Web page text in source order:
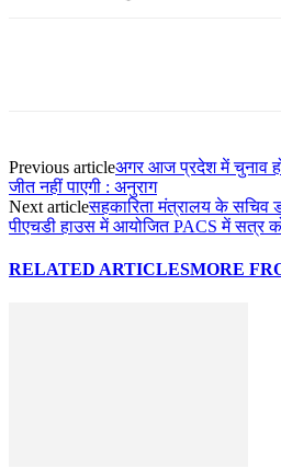
Previous articleअगर आज प्रदेश में चुनाव हो
जीत नहीं पाएगी : अनुराग
Next articleसहकारिता मंत्रालय के सचिव
पीएचडी हाउस में आयोजित PACS में सत्र
RELATED ARTICLESMORE